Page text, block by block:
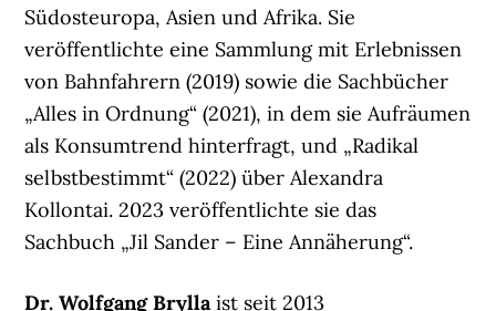
Südosteuropa, Asien und Afrika. Sie
veröffentlichte eine Sammlung mit Erlebnissen
von Bahnfahrern (2019) sowie die Sachbücher
„Alles in Ordnung“ (2021), in dem sie Aufräumen
als Konsumtrend hinterfragt, und „Radikal
selbstbestimmt“ (2022) über Alexandra
Kollontai. 2023 veröffentlichte sie das
Sachbuch „Jil Sander – Eine Annäherung“.
Dr. Wolfgang Bryllaist seit 2013